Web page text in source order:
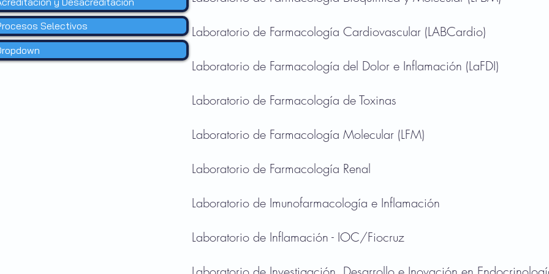
Laboratorio de Farmacología Cardiovascular (LABCardio)
Laboratorio de Farmacología del Dolor e Inflamación (LaFDI)
Laboratorio de Farmacología de Toxinas
Laboratorio de Farmacología Molecular (LFM)
Laboratorio de Farmacología Renal
Laboratorio de Imunofarmacología e Inflamación
Laboratorio de Inflamación - IOC/Fiocruz
Selectivos